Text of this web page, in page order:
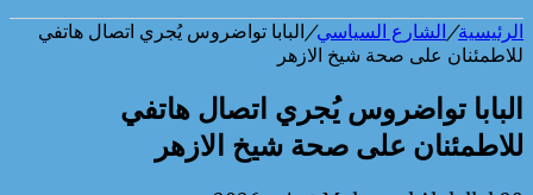
الرئيسية/الشارع السياسي/البابا تواضروس يُجري اتصال هاتفي
للاطمئنان على صحة شيخ الازهر
البابا تواضروس يُجري اتصال هاتفي
للاطمئنان على صحة شيخ الازهر